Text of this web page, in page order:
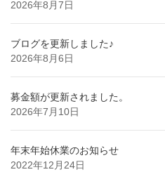
2026年8月7日
ブログを更新しました♪
2026年8月6日
募金額が更新されました。
2026年7月10日
年末年始休業のお知らせ
2022年12月24日